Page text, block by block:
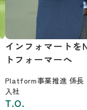
インフォマートを
トフォーマーへ
Platform事業推進 係長
入社
T.O.